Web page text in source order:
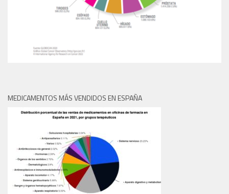
MEDICAMENTOS MÁS VENDIDOS EN ESPAÑA